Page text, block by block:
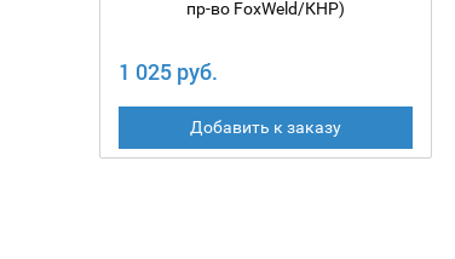
пр-во FoxWeld/КНР)
1 025 руб.
Добавить к заказу